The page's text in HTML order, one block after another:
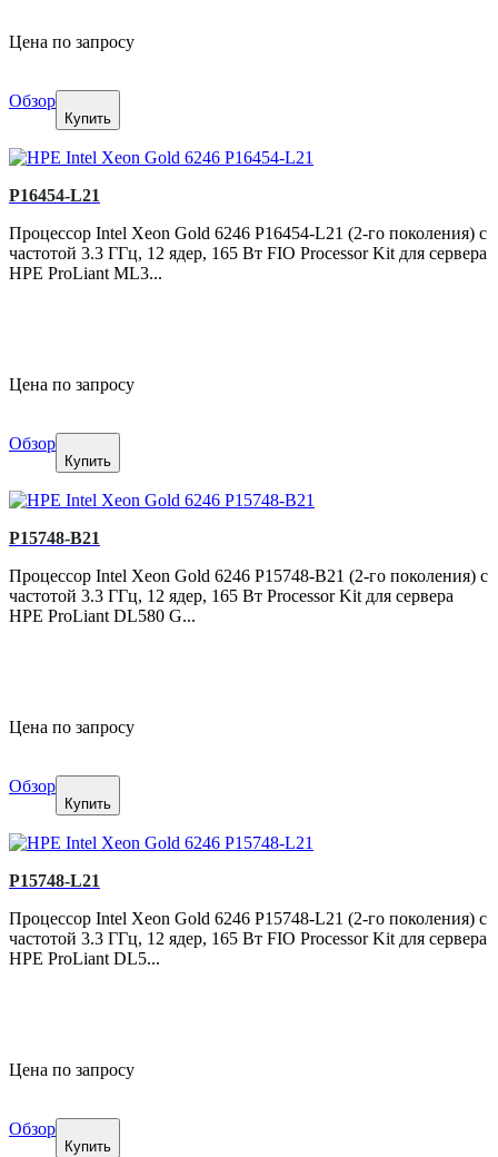
Цена по запросу
Обзор
Купить
P16454-L21
Процессор Intel Xeon Gold 6246 P16454-L21 (2-го поколения) с
частотой 3.3 ГГц, 12 ядер, 165 Вт FIO Processor Kit для сервера
HPE ProLiant ML3...
Цена по запросу
Обзор
Купить
P15748-B21
Процессор Intel Xeon Gold 6246 P15748-B21 (2-го поколения) с
частотой 3.3 ГГц, 12 ядер, 165 Вт Processor Kit для сервера
HPE ProLiant DL580 G...
Цена по запросу
Обзор
Купить
P15748-L21
Процессор Intel Xeon Gold 6246 P15748-L21 (2-го поколения) с
частотой 3.3 ГГц, 12 ядер, 165 Вт FIO Processor Kit для сервера
HPE ProLiant DL5...
Цена по запросу
Обзор
Купить